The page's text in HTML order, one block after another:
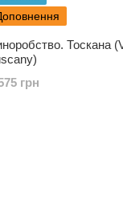
Тоскана
грн